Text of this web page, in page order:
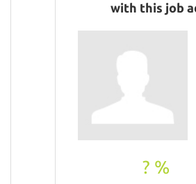
with this job
? %